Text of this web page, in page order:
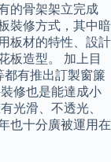
的骨架架立完成
裝修方式，其中暗
板材的特性、設計
板造型。 加上目
都有推出訂製窗簾
修也是能達成小
光滑、不透光、
也十分廣被運用在